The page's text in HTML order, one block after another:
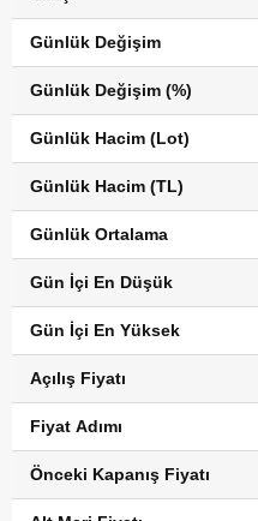
Günlük Değişim
Günlük Değişim (%)
Günlük Hacim (Lot)
Günlük Hacim (TL)
Günlük Ortalama
Gün İçi En Düşük
Gün İçi En Yüksek
Açılış Fiyatı
Fiyat Adımı
Önceki Kapanış Fiyatı